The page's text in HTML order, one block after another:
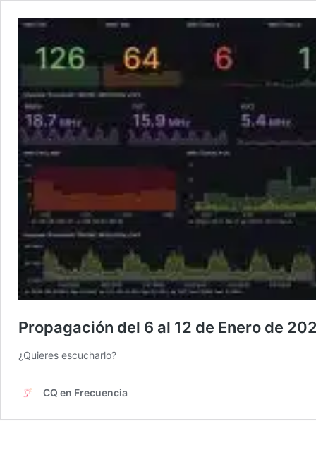
Propagación del 6 al 12 de Enero de
¿Quieres escucharlo?
CQ en Frecuencia